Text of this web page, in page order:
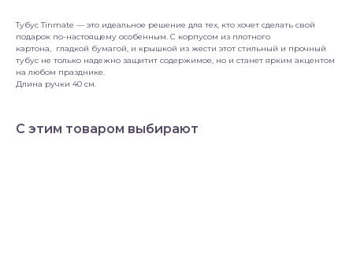
Тубус Tinmate — это идеальное решение для тех, кто хочет сделать свой
подарок по-настоящему особенным. С корпусом из плотного
картона, гладкой бумагой, и крышкой из жести этот стильный и прочный
тубус не только надежно защитит содержимое, но и станет ярким акцентом
на любом празднике.
Длина ручки 40 см.
С этим товаром выбирают